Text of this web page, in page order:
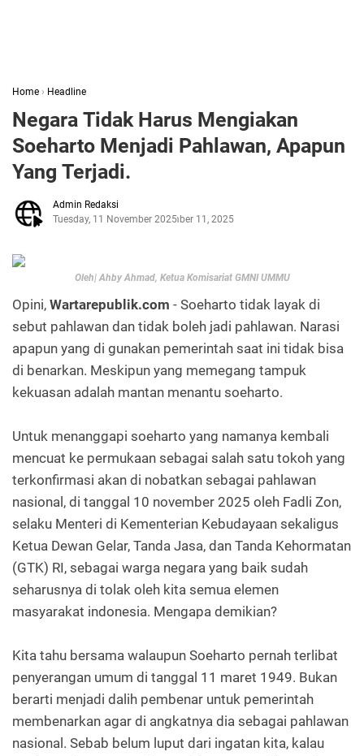
Home › Headline
Negara Tidak Harus Mengiakan
Soeharto Menjadi Pahlawan, Apapun
Yang Terjadi.
Admin Redaksi
Tuesday, 11 November 2025November 11, 2025
Oleh| Ahby Ahmad, Ketua Komisariat GMNI UMMU
Opini, Wartarepublik.com - Soeharto tidak layak di
sebut pahlawan dan tidak boleh jadi pahlawan. Narasi
apapun yang di gunakan pemerintah saat ini tidak bisa
di benarkan. Meskipun yang memegang tampuk
kekuasan adalah mantan menantu soeharto.
Untuk menanggapi soeharto yang namanya kembali
mencuat ke permukaan sebagai salah satu tokoh yang
terkonfirmasi akan di nobatkan sebagai pahlawan
nasional, di tanggal 10 november 2025 oleh Fadli Zon,
selaku Menteri di Kementerian Kebudayaan sekaligus
Ketua Dewan Gelar, Tanda Jasa, dan Tanda Kehormatan
(GTK) RI, sebagai warga negara yang baik sudah
seharusnya di tolak oleh kita semua elemen
masyarakat indonesia. Mengapa demikian?
Kita tahu bersama walaupun Soeharto pernah terlibat
penyerangan umum di tanggal 11 maret 1949. Bukan
berarti menjadi dalih pembenar untuk pemerintah
membenarkan agar di angkatnya dia sebagai pahlawan
nasional. Sebab belum luput dari ingatan kita, kalau